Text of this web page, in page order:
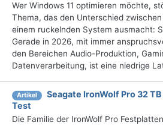
Wer Windows 11 optimieren möchte,
Thema, das den Unterschied
einem ruckelnden System ausmacht:
Gerade in 2026, mit immer
den Bereichen Audio-Produktion,
Datenverarbeitung, ist eine niedrige
Artikel
Seagate IronWolf Pro 32 TB
Test
Die Familie der IronWolf Pro